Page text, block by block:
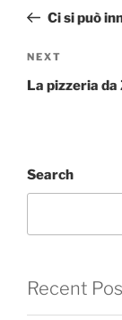
PostCi si può
Next
Post
NEXT
La pizzeria da
Search
Recent